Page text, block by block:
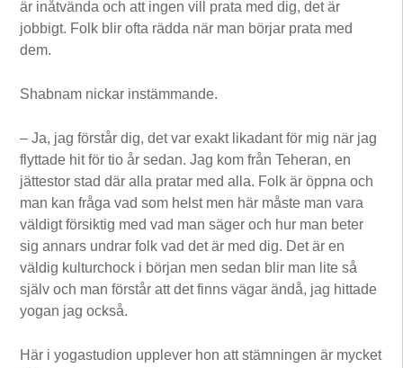
är inåtvända och att ingen vill prata med dig, det är
jobbigt. Folk blir ofta rädda när man börjar prata med
dem.
Shabnam nickar instämmande.
– Ja, jag förstår dig, det var exakt likadant för mig när jag
flyttade hit för tio år sedan. Jag kom från Teheran, en
jättestor stad där alla pratar med alla. Folk är öppna och
man kan fråga vad som helst men här måste man vara
väldigt försiktig med vad man säger och hur man beter
sig annars undrar folk vad det är med dig. Det är en
väldig kulturchock i början men sedan blir man lite så
själv och man förstår att det finns vägar ändå, jag hittade
yogan jag också.
Här i yogastudion upplever hon att stämningen är mycket